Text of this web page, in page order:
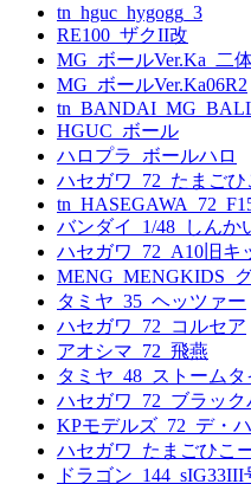
tn_hguc_hygogg_3
RE100_ザクII改
MG_ボールVer.Ka_二
MG_ボールVer.Ka06R2
HGUC_ボール
ハロプラ_ボールハロ
ハセガワ_72_たまご
バンダイ_1/48_しんか
ハセガワ_72_A10旧キ
MENG_MENGKIDS_
タミヤ_35_ヘッツァー
ハセガワ_72_コルセア
アオシマ_72_飛燕
タミヤ_48_ストーム
ハセガワ_72_ブラッ
KPモデルズ_72_デ・
ハセガワ_たまごひこ
ドラゴン